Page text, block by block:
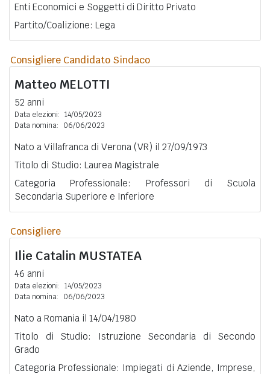
Enti Economici e Soggetti di Diritto Privato
Partito/Coalizione: Lega
Consigliere Candidato Sindaco
Matteo MELOTTI
52 anni
Data elezioni: 14/05/2023
Data nomina:
06/06/2023
Nato a Villafranca di Verona (VR) il 27/09/1973
Titolo di Studio: Laurea Magistrale
Categoria Professionale: Professori di Scuola
Secondaria Superiore e Inferiore
Consigliere
Ilie Catalin MUSTATEA
46 anni
Data elezioni: 14/05/2023
Data nomina:
06/06/2023
Nato a Romania il 14/04/1980
Titolo di Studio: Istruzione Secondaria di Secondo
Grado
Categoria Professionale: Impiegati di Aziende, Imprese,